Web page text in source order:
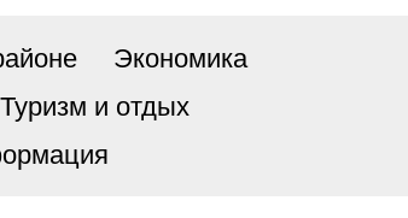
Экономика
Туризм и отдых